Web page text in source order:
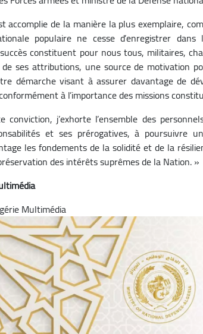
accomplie de la manière la plus exemplaire,
populaire ne cesse d’enregistrer
constituent pour nous tous, militaires,
ses attributions, une source de motivation
démarche visant à assurer davantage de
à l’importance des missions
j’exhorte l’ensemble des
et ses prérogatives, à poursuivre
les fondements de la solidité et de la
des intérêts suprêmes de la Nation. »
Multimédia